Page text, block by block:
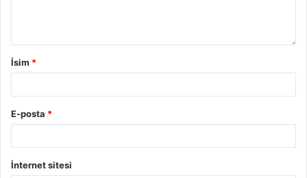
İsim *
E-posta *
İnternet sitesi